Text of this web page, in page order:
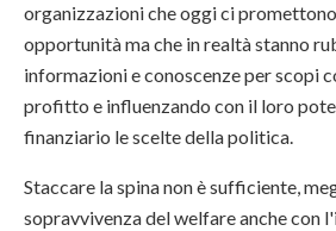
organizzazioni che oggi ci
opportunità ma che in realtà stanno
informazioni e conoscenze per scopi
profitto e influenzando con il loro
finanziario le scelte della politica.
Staccare la spina non è sufficiente,
sopravvivenza del welfare anche con